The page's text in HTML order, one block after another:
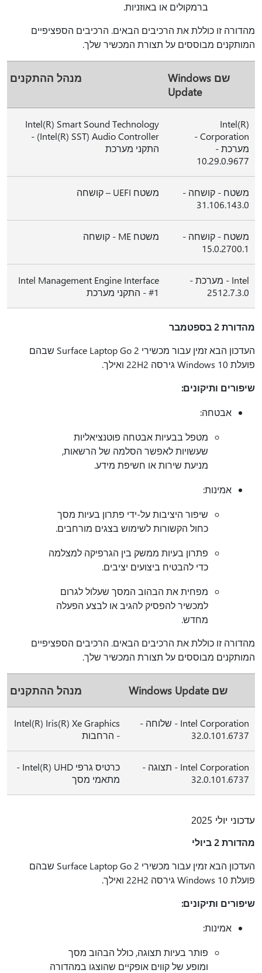
ברמקולים או באוזניות.
מהדורה זו כוללת את הרכיבים הבאים. הרכיבים הספציפיים
המותקנים מבוססים על תצורת המכשיר שלך.
שם Windows
Update
מנהל ההתקנים
Intel(R)
Corporation -
מערכת -
10.29.0.9677
Intel(R) Smart Sound Technology
(Intel(R) SST) Audio Controller -
התקני מערכת
משטח - קושחה -
31.106.143.0
משטח UEFI – קושחה
משטח - קושחה -
15.0.2700.1
משטח ME - קושחה
Intel - מערכת -
2512.7.3.0
Intel Management Engine Interface
#1 - התקני מערכת
מהדורת 2 בספטמבר
העדכון הבא זמין עבור מכשירי Surface Laptop Go 2 שבהם
פועלת Windows 10 גירסה 22H2 ואילך.
שיפורים ותיקונים:
אבטחה:
מטפל בבעיות אבטחה פוטנציאליות
שעשויות לאפשר הסלמה של הרשאות,
מניעת שירות או חשיפת מידע.
אמינות:
שיפור היציבות על-ידי פתרון בעיות מסך
כחול הקשורות לשימוש בצגים מורחבים.
פתרון בעיות ממשק בין הגרפיקה למצלמה
כדי להבטיח ביצועים יציבים.
מפחית את הבהוב המסך שעלול לגרום
למכשיר להפסיק להגיב או לבצע הפעלה
מחדש.
מהדורה זו כוללת את הרכיבים הבאים. הרכיבים הספציפיים
המותקנים מבוססים על תצורת המכשיר שלך.
שם Windows Update מנהל ההתקנים
Intel Corporation - שלוחה -
32.0.101.6737
Intel(R) Iris(R) Xe Graphics
- הרחבות
Intel Corporation - תצוגה -
32.0.101.6737
כרטיס גרפי Intel(R) UHD -
מתאמי מסך
עדכוני יולי 2025
מהדורת 2 ביולי
העדכון הבא זמין עבור מכשירי Surface Laptop Go 2 שבהם
פועלת Windows 10 גירסה 22H2 ואילך.
שיפורים ותיקונים:
אמינות:
פותר בעיות תצוגה, כולל הבהוב מסך
ומופע של קווים אופקיים שהוצגו במהדורה